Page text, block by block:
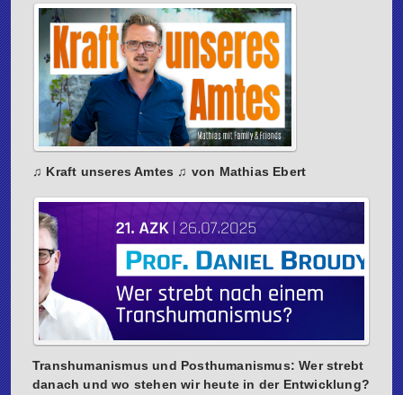
♫ Kraft unseres Amtes ♫ von Mathias Ebert
Transhumanismus und Posthumanismus: Wer strebt
danach und wo stehen wir heute in der Entwicklung?